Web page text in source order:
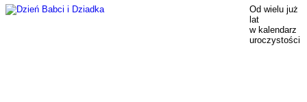
Od wielu już
lat
w kalendarz
uroczystości